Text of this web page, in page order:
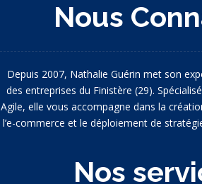
Nous
Depuis 2007, Nathalie Guérin met son
des entreprises du Finistère (29).
Agile, elle vous accompagne dans la
l’e-commerce et le déploiement de
Nos